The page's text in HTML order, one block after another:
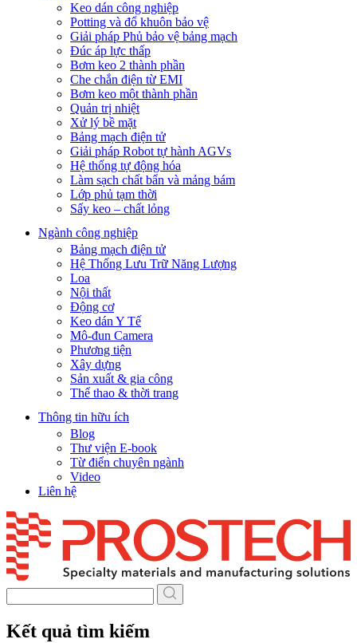
Keo dán công nghiệp
Potting và đổ khuôn bảo vệ
Giải pháp Phủ bảo vệ bảng mạch
Đúc áp lực thấp
Bơm keo 2 thành phần
Che chắn điện từ EMI
Bơm keo một thành phần
Quản trị nhiệt
Xử lý bề mặt
Bảng mạch điện tử
Giải pháp Robot tự hành AGVs
Hệ thống tự động hóa
Làm sạch chất bẩn và mảng bám
Lớp phủ tạm thời
Sấy keo – chất lỏng
Ngành công nghiệp
Bảng mạch điện tử
Hệ Thống Lưu Trữ Năng Lượng
Loa
Nội thất
Động cơ
Keo dán Y Tế
Mô-đun Camera
Phương tiện
Xây dựng
Sản xuất & gia công
Thể thao & thời trang
Thông tin hữu ích
Blog
Thư viện E-book
Từ điển chuyên ngành
Video
Liên hệ
Skip
to
content
Kết quả tìm kiếm